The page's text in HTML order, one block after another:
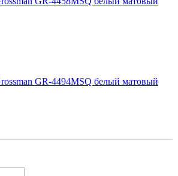
GR-4494MSQ белый матовый